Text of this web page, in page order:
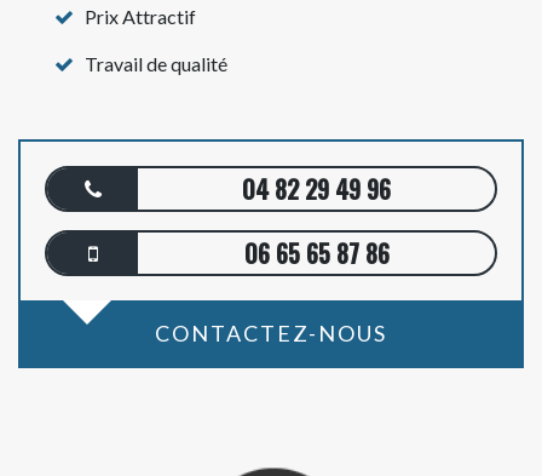
Prix Attractif
Travail de qualité
04 82 29 49 96
06 65 65 87 86
CONTACTEZ-NOUS